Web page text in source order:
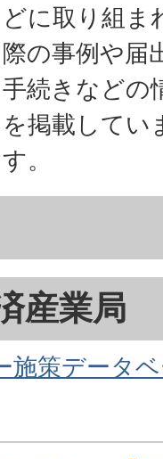
どに取り組ま
際の事例や届
手続きなどの
を掲載してい
す。
産業局
施策データ